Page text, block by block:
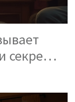
секреты